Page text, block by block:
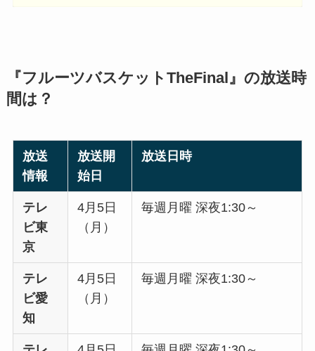
『フルーツバスケットTheFinal 』の放送時
間は？
放送
情報
放送開
始日
放送日時
テレ
ビ東
京
4月5日
（月）
毎週月曜 深夜1:30～
テレ
ビ愛
知
4月5日
（月）
毎週月曜 深夜1:30～